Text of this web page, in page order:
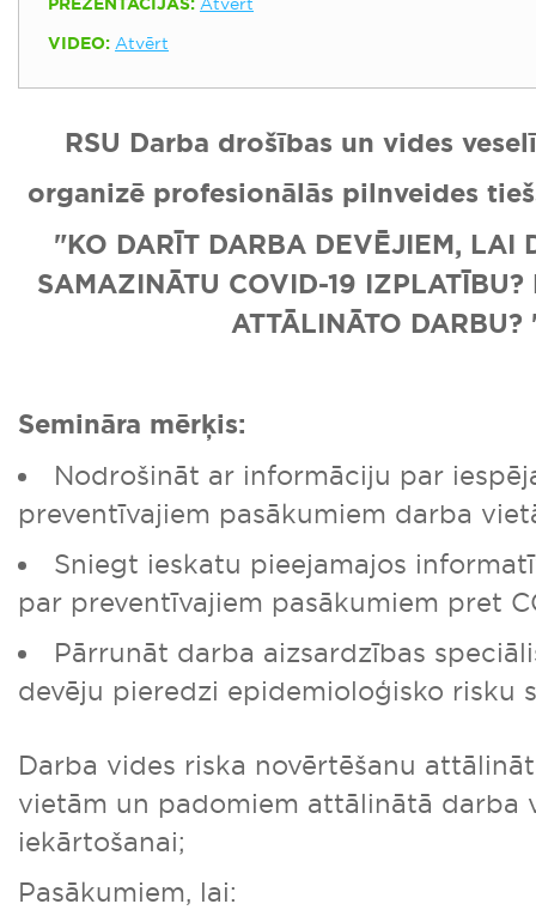
VIDEO: Atvērt
RSU Darba drošības un vides
organizē profesionālās pilnveides
"KO DARĪT DARBA DEVĒJIEM, LAI
SAMAZINĀTU COVID-19
ATTĀLINĀTO DARBU?
Semināra mērķis:
Nodrošināt ar informāciju par
preventīvajiem pasākumiem darba
Sniegt ieskatu pieejamajos
par preventīvajiem pasākumiem pret
Pārrunāt darba aizsardzības
devēju pieredzi epidemioloģisko risku
Darba vides riska novērtēšanu
vietām un padomiem attālinātā darba
iekārtošanai;
Pasākumiem, lai: